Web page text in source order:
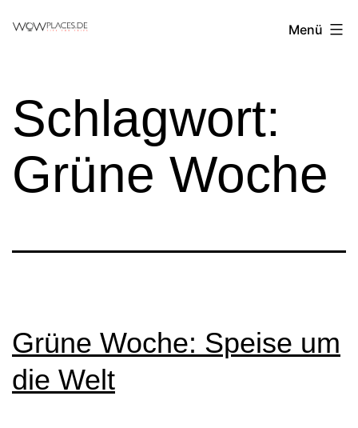
Reiseblog
Menü
Schlagwort:
Grüne Woche
Grüne Woche: Speise um
die Welt